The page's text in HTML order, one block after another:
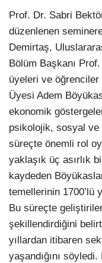
Prof. Dr. Sabri
düzenlenen
Demirtaş,
Bölüm Başkanı
üyeleri ve öğrenciler
Üyesi Adem
ekonomik
psikolojik, sosyal ve
süreçte önemli rol
yaklaşık üç asırlık
kaydeden
temellerinin 1700’lü
Bu süreçte
şekillendirdiğini
yıllardan itibaren
yaşandığını